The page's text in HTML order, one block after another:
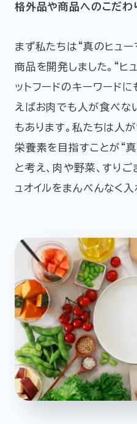
格外品や商品へのこだわ
まず私たちは“真のヒュー
商品を開発しました。“ヒ
ットフードのキーワード
えばお肉でも人が食べな
もあります。私たちは人
栄養素を目指すことが“
と考え、肉や野菜、すりご
ュオイルをまんべんなく入